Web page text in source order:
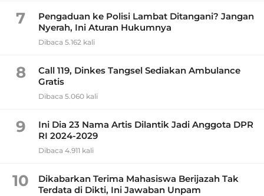
7
Pengaduan ke Polisi Lambat Ditangani? Jangan
Nyerah, Ini Aturan Hukumnya
Dibaca 5.162 kali
8
Call 119, Dinkes Tangsel Sediakan Ambulance
Gratis
Dibaca 5.060 kali
9
Ini Dia 23 Nama Artis Dilantik Jadi Anggota DPR
RI 2024-2029
Dibaca 4.911 kali
10
Dikabarkan Terima Mahasiswa Berijazah Tak
Terdata di Dikti, Ini Jawaban Unpam